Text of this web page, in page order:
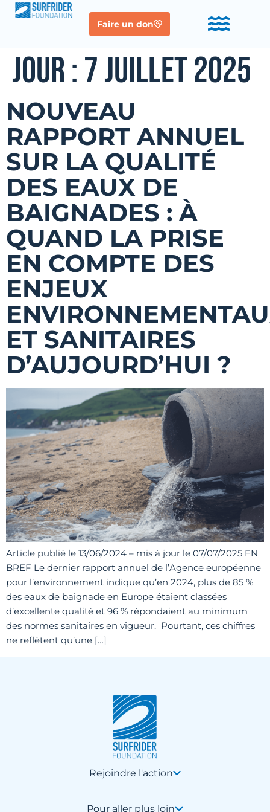
Faire un don
JOUR :7 JUILLET 2025
NOUVEAU
RAPPORT ANNUEL
SUR LA QUALITÉ
DES EAUX DE
BAIGNADES : À
QUAND LA PRISE
EN COMPTE DES
ENJEUX
ET SANITAIRES
D’AUJOURD’HUI ?
Article publié le 13/06/2024 – mis à jour le 07/07/2025 EN
BREF Le dernier rapport annuel de l’Agence européenne
pour l’environnement indique qu’en 2024, plus de 85 %
des eaux de baignade en Europe étaient classées
d’excellente qualité et 96 % répondaient au minimum
des normes sanitaires en vigueur. Pourtant, ces chiffres
ne reflètent qu’une […]
Rejoindre l'action
Pour aller plus loin